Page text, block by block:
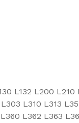
L132 L200 L210
L310 L313
L362 L363